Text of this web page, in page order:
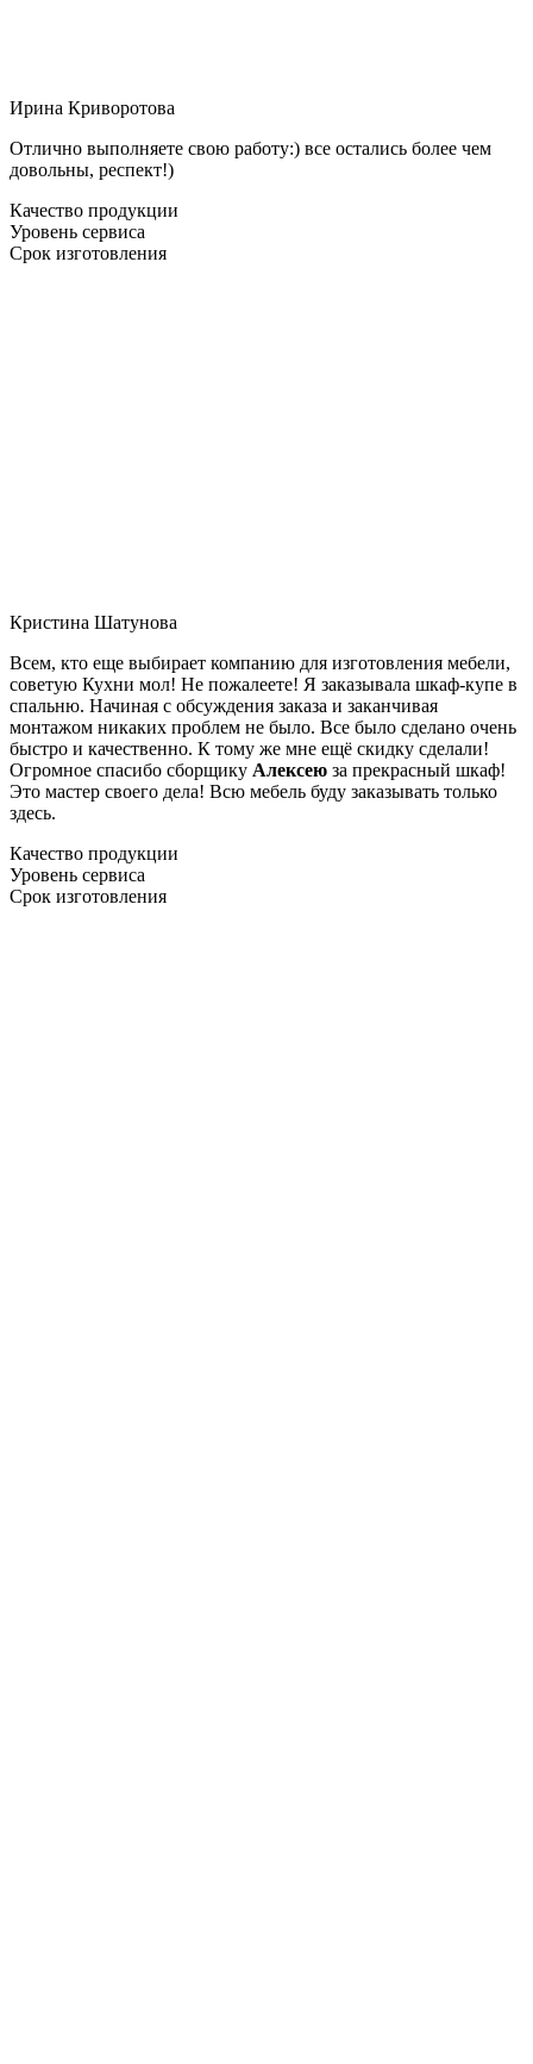
Ирина Криворотова
Отлично выполняете свою работу:) все остались более чем
довольны, респект!)
Качество продукции
Уровень сервиса
Срок изготовления
Кристина Шатунова
Всем, кто еще выбирает компанию для изготовления мебели,
советую Кухни мол! Не пожалеете! Я заказывала шкаф-купе в
спальню. Начиная с обсуждения заказа и заканчивая
монтажом никаких проблем не было. Все было сделано очень
быстро и качественно. К тому же мне ещё скидку сделали!
Огромное спасибо сборщику Алексею за прекрасный шкаф!
Это мастер своего дела! Всю мебель буду заказывать только
здесь.
Качество продукции
Уровень сервиса
Срок изготовления